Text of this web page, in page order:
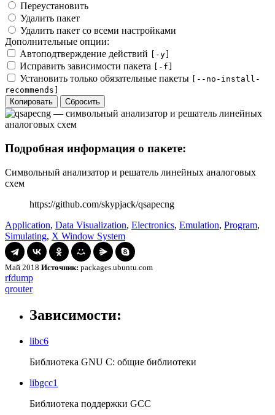
Переустановить
Удалить пакет
Удалить пакет со всеми настройками
Дополнительные опции:
Автоподтверждение действий
[-y]
Исправить зависимости пакета [-f]
Установить только обязательные пакеты
[--no-install-
recommends]
Копировать
Сбросить
Подробная информация о пакете:
Символьный анализатор и решатель линейных аналоговых
схем
https://github.com/skypjack/qsapecng
Application, Data Visualization, Electronics, Emulation, Program,
Simulating, X Window System
Май 2018 Источник: packages.ubuntu.com
Навигация
по
записям
rfdump
rfdump
qrouter
qrouter
Зависимости:
libc6
Библиотека GNU C: общие библиотеки
libgcc1
Библиотека поддержки GCC